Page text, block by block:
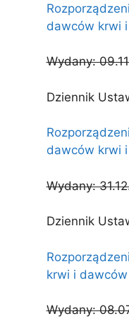
dawców krwi
Wydany:
Dziennik
dawców krwi
Wydany:
Dziennik
krwi i
Wydany: